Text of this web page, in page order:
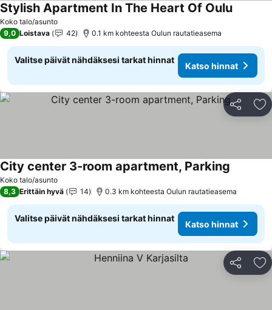
Koko talo/asunto
Stylish Apartment In The Heart Of OuluKatso
9,0 Loistava 42 0.1 km kohteesta Oulun rautatieasema
Valitse päivät nähdäksesi tarkat hinnat
Katso hinnat
Jaa
Koko talo/asunto
City center 3-room apartment, Parking
8,3 Erittäin hyvä 14 0.3 km kohteesta Oulun rautatieasema
Valitse päivät nähdäksesi tarkat hinnat
Katso hinnat
Jaa